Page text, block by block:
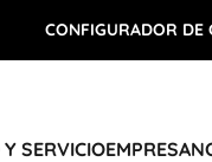
CONFIGURADOR DE
SERVICIOEMPRESA